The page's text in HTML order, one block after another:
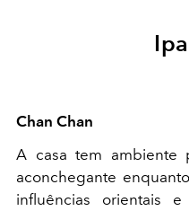
Chan Chan
A casa tem ambiente
aconchegante
influências orientais